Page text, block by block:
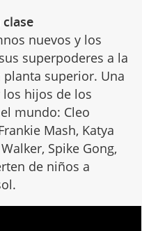
nuevos y los
superpoderes a la
superior. Una
hijos de los
mundo: Cleo
Mash, Katya
Spike Gong,
de niños a